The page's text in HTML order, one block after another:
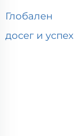
Глобален
досег и успех